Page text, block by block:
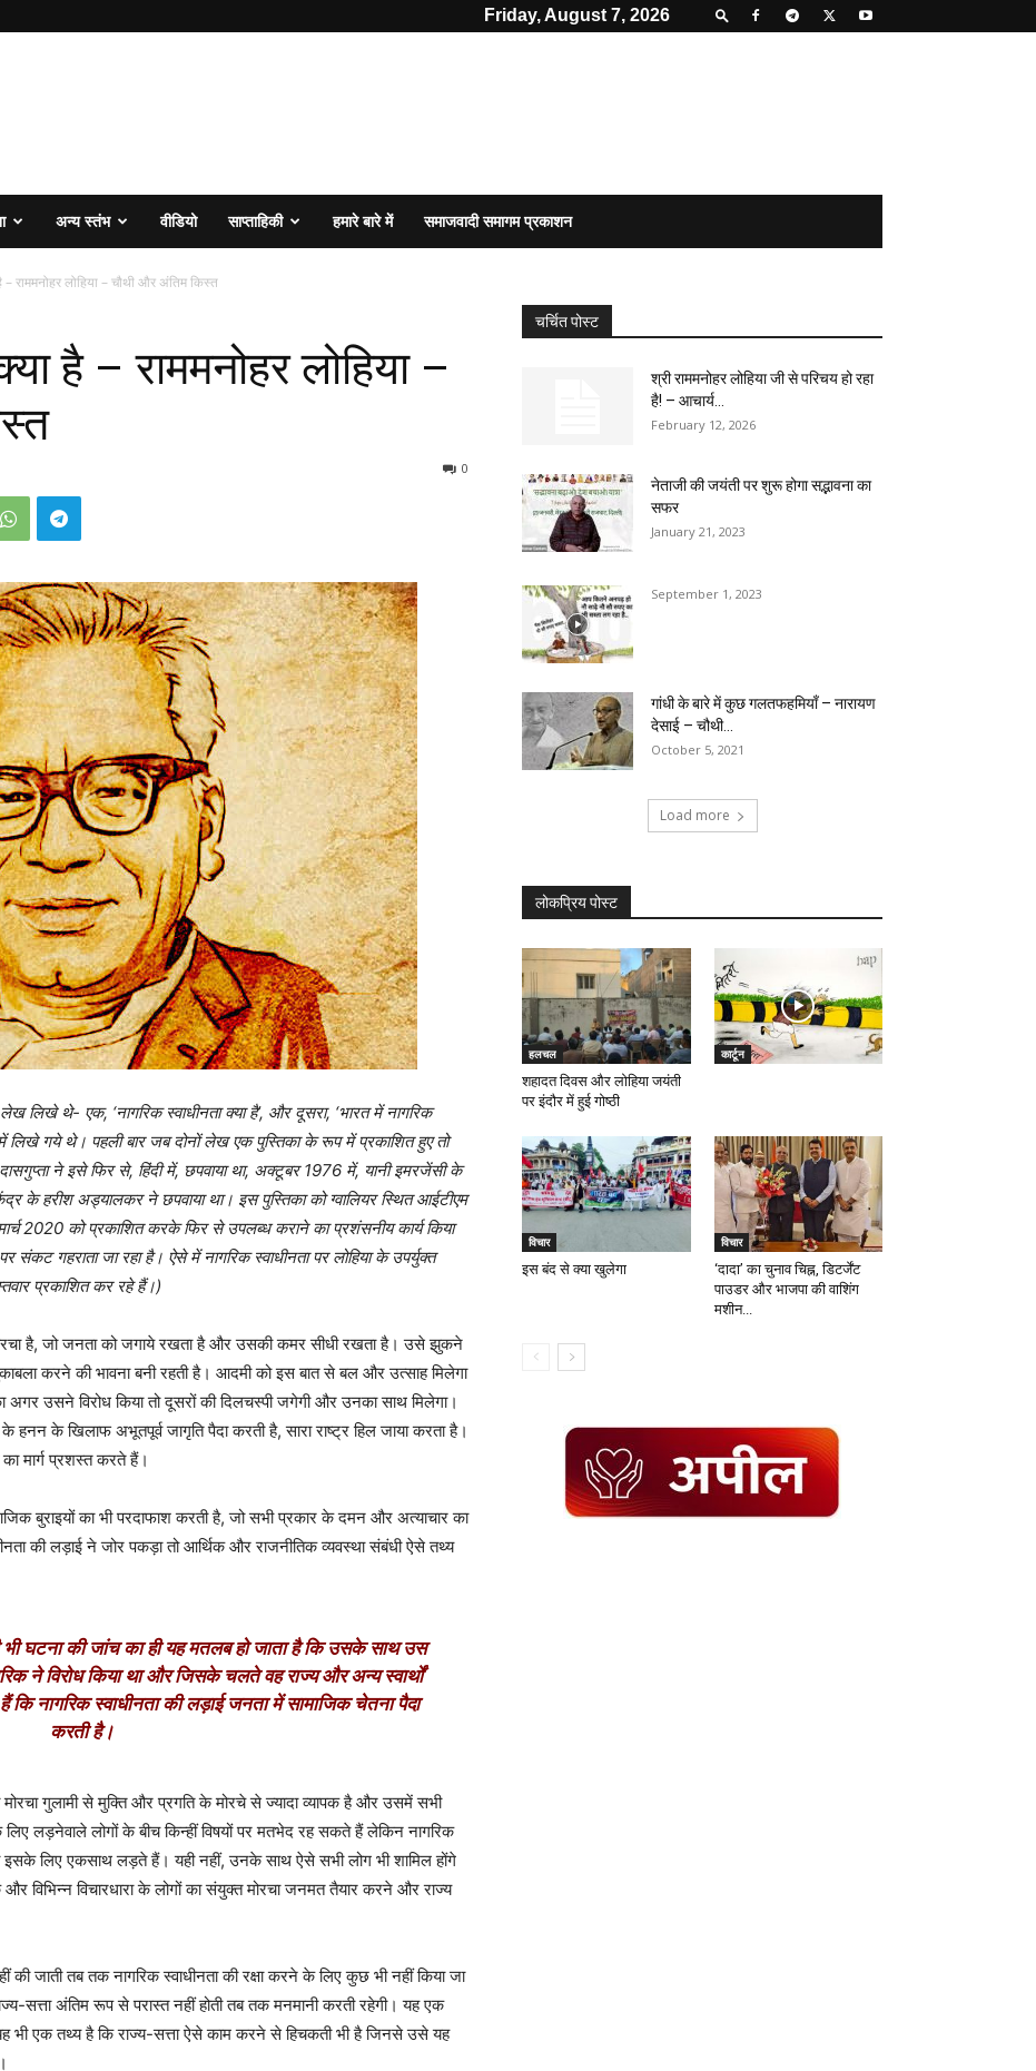
Friday, August 7, 2026
अन्य स्तंभ वीडियो साप्ताहिकी हमारे बारे में समाजवादी समागम प्रकाशन
– राममनोहर लोहिया – चौथी और अंतिम किस्त
है – राममनोहर लोहिया –
0
लेख लिखे थे- एक, ‘नागरिक स्वाधीनता क्या है’, और दूसरा, ‘भारत में नागरिक
गये थे। पहली बार जब दोनों लेख एक पुस्तिका के रूप में प्रकाशित हुए तो
ने इसे फिर से, हिंदी में, छपवाया था, अक्टूबर 1976 में, यानी इमरजेंसी के
के हरीश अड्यालकर ने छपवाया था। इस पुस्तिका को ग्वालियर स्थित आईटीएम
2020 को प्रकाशित करके फिर से उपलब्ध कराने का प्रशंसनीय कार्य किया
गहराता जा रहा है। ऐसे में नागरिक स्वाधीनता पर लोहिया के उपर्युक्त
प्रकाशित कर रहे हैं।)
है, जो जनता को जगाये रखता है और उसकी कमर सीधी रखता है। उसे झुकने
करने की भावना बनी रहती है। आदमी को इस बात से बल और उत्साह मिलेगा
उसने विरोध किया तो दूसरों की दिलचस्पी जगेगी और उनका साथ मिलेगा।
हनन के खिलाफ अभूतपूर्व जागृति पैदा करती है, सारा राष्ट्र हिल जाया करता है।
मार्ग प्रशस्त करते हैं।
बुराइयों का भी परदाफाश करती है, जो सभी प्रकार के दमन और अत्याचार का
की लड़ाई ने जोर पकड़ा तो आर्थिक और राजनीतिक व्यवस्था संबंधी ऐसे तथ्य
घटना की जांच का ही यह मतलब हो जाता है कि उसके साथ उस
ने विरोध किया था और जिसके चलते वह राज्य और अन्य स्वार्थों
नागरिक स्वाधीनता की लड़ाई जनता में सामाजिक चेतना पैदा
करती है।
मोरचा गुलामी से मुक्ति और प्रगति के मोरचे से ज्यादा व्यापक है और उसमें सभी
लड़नेवाले लोगों के बीच किन्हीं विषयों पर मतभेद रह सकते हैं लेकिन नागरिक
इसके लिए एकसाथ लड़ते हैं। यही नहीं, उनके साथ ऐसे सभी लोग भी शामिल होंगे
विभिन्न विचारधारा के लोगों का संयुक्त मोरचा जनमत तैयार करने और राज्य
जाती तब तक नागरिक स्वाधीनता की रक्षा करने के लिए कुछ भी नहीं किया जा
सत्ता अंतिम रूप से परास्त नहीं होती तब तक मनमानी करती रहेगी। यह एक
एक तथ्य है कि राज्य-सत्ता ऐसे काम करने से हिचकती भी है जिनसे उसे यह
चर्चित पोस्ट
श्री राममनोहर लोहिया जी से परिचय हो रहा
है! – आचार्य...
February 12, 2026
नेताजी की जयंती पर शुरू होगा सद्भावना का
सफर
January 21, 2023
September 1, 2023
गांधी के बारे में कुछ गलतफहमियाँ – नारायण
देसाई – चौथी...
October 5, 2021
Load more
लोकप्रिय पोस्ट
हलचल
शहादत दिवस और लोहिया जयंती
पर इंदौर में हुई गोष्ठी
कार्टून
विचार
इस बंद से क्या खुलेगा
विचार
‘दादा’ का चुनाव चिह्न, डिटर्जेंट
पाउडर और भाजपा की वाशिंग
मशीन...